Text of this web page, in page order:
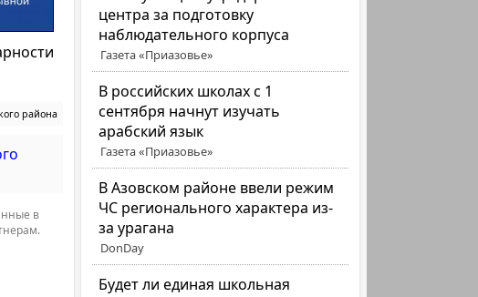
центра за подготовку
наблюдательного корпуса
Газета «Приазовье»
В российских школах с 1
сентября начнут изучать
арабский язык
Газета «Приазовье»
В Азовском районе ввели режим
ЧС регионального характера из-
за урагана
DonDay
Будет ли единая школьная
района
в